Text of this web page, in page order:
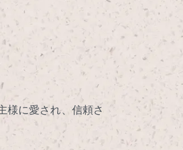
様に愛され、信頼さ